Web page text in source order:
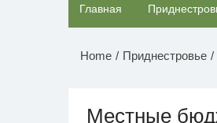
Главная
Home Приднестровье
Местные
Ролик длится
будете долго